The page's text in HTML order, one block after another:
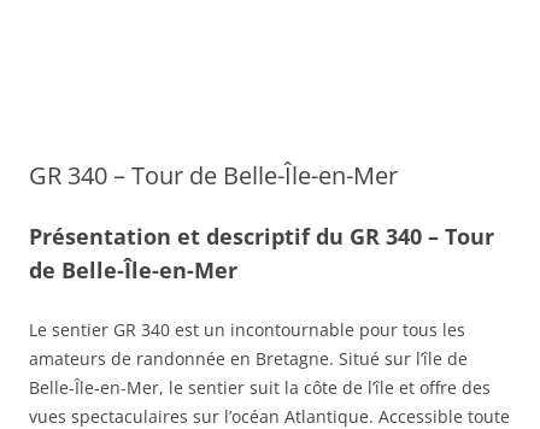
GR 340 – Tour de Belle-Île-en-Mer
Présentation et descriptif du GR 340 – Tour
de Belle-Île-en-Mer
Le sentier GR 340 est un incontournable pour tous les
amateurs de randonnée en Bretagne. Situé sur l’île de
Belle-Île-en-Mer, le sentier suit la côte de l’île et offre des
vues spectaculaires sur l’océan Atlantique. Accessible toute